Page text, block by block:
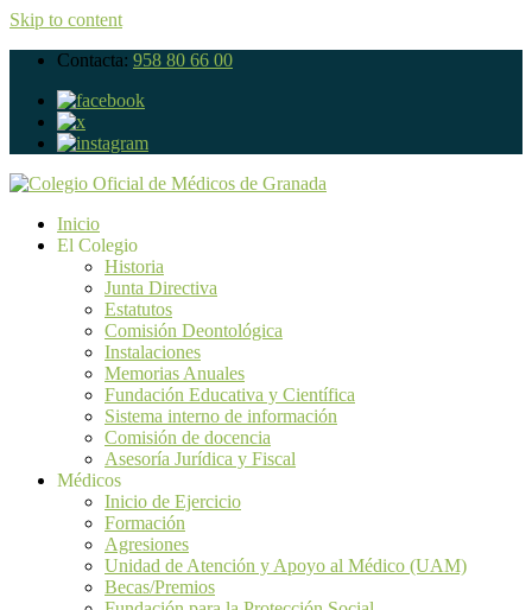
Skip to content
Contacta: 958 80 66 00
Inicio
El Colegio
Historia
Junta Directiva
Estatutos
Comisión Deontológica
Instalaciones
Memorias Anuales
Fundación Educativa y Científica
Sistema interno de información
Comisión de docencia
Asesoría Jurídica y Fiscal
Médicos
Inicio de Ejercicio
Formación
Agresiones
Unidad de Atención y Apoyo al Médico (UAM)
Becas/Premios